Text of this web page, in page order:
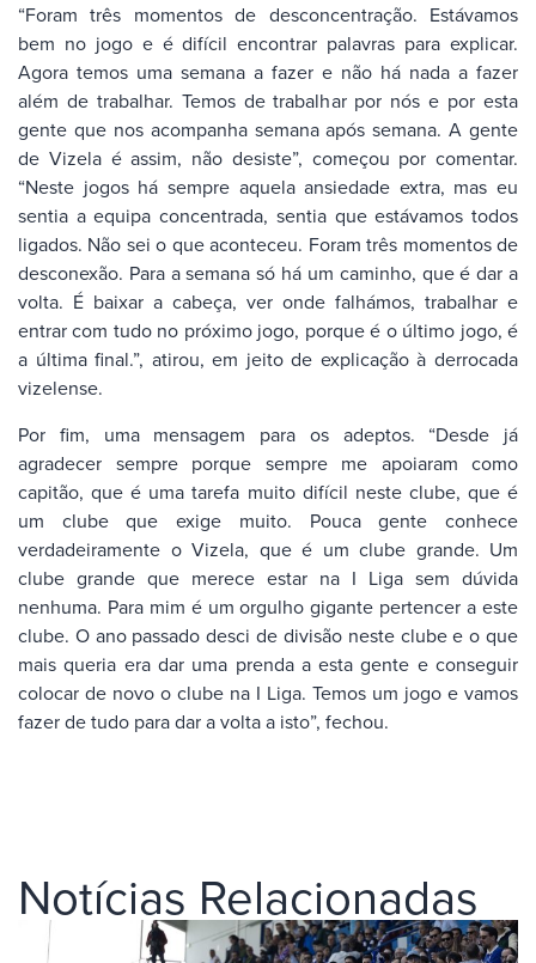
“Foram três momentos de desconcentração. Estávamos
bem no jogo e é difícil encontrar palavras para explicar.
Agora temos uma semana a fazer e não há nada a fazer
além de trabalhar. Temos de trabalhar por nós e por esta
gente que nos acompanha semana após semana. A gente
de Vizela é assim, não desiste”, começou por comentar.
“Neste jogos há sempre aquela ansiedade extra, mas eu
sentia a equipa concentrada, sentia que estávamos todos
ligados. Não sei o que aconteceu. Foram três momentos de
desconexão. Para a semana só há um caminho, que é dar a
volta. É baixar a cabeça, ver onde falhámos, trabalhar e
entrar com tudo no próximo jogo, porque é o último jogo, é
a última final.”, atirou, em jeito de explicação à derrocada
vizelense.
Por fim, uma mensagem para os adeptos. “Desde já
agradecer sempre porque sempre me apoiaram como
capitão, que é uma tarefa muito difícil neste clube, que é
um clube que exige muito. Pouca gente conhece
verdadeiramente o Vizela, que é um clube grande. Um
clube grande que merece estar na I Liga sem dúvida
nenhuma. Para mim é um orgulho gigante pertencer a este
clube. O ano passado desci de divisão neste clube e o que
mais queria era dar uma prenda a esta gente e conseguir
colocar de novo o clube na I Liga. Temos um jogo e vamos
fazer de tudo para dar a volta a isto”, fechou.
Notícias Relacionadas